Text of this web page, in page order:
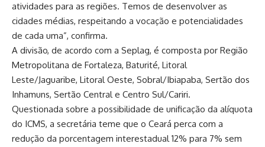
atividades para as regiões. Temos de desenvolver as
cidades médias, respeitando a vocação e potencialidades
de cada uma”, confirma.
A divisão, de acordo com a Seplag, é composta por Região
Metropolitana de Fortaleza, Baturité, Litoral
Leste/Jaguaribe, Litoral Oeste, Sobral/Ibiapaba, Sertão dos
Inhamuns, Sertão Central e Centro Sul/Cariri.
Questionada sobre a possibilidade de unificação da alíquota
do ICMS, a secretária teme que o Ceará perca com a
redução da porcentagem interestadual 12% para 7% sem